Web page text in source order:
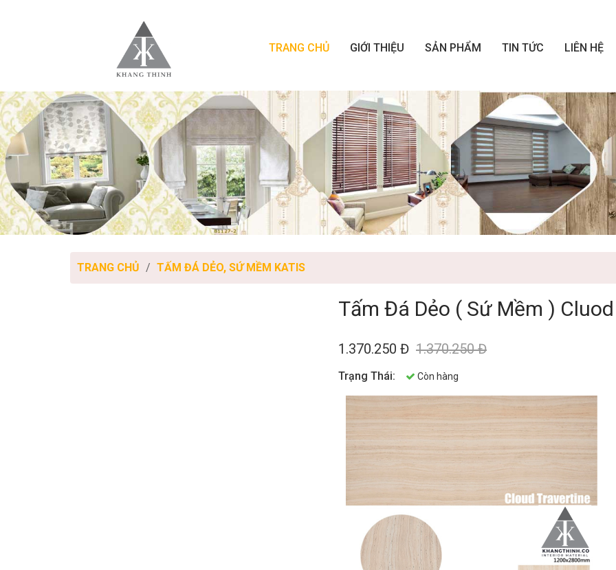
TRANG CHỦ GIỚI THIỆU SẢN PHẨM TIN TỨC LIÊN HỆ
TRANG CHỦ TẤM ĐÁ DẺO, SỨ MỀM KATIS
Tấm Đá Dẻo ( Sứ Mềm )
1.370.250 Đ 1.370.250 Đ
Trạng Thái: Còn hàng